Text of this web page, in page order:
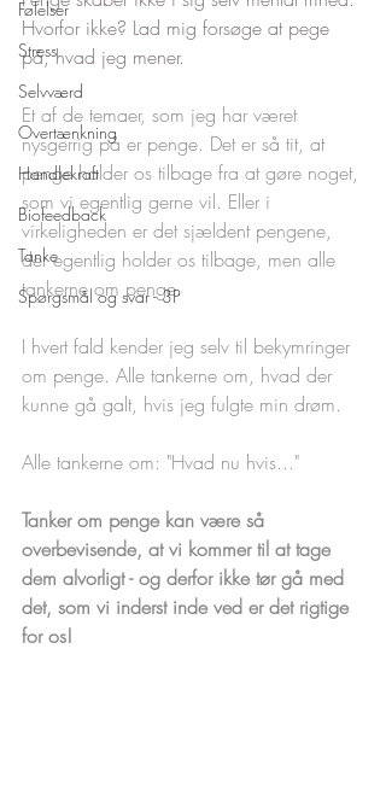
Følelser
Stress
Selvværd
Overtænkning
Handlekraft
Biofeedback
Tanke
Spørgsmål og svar - 3P
Hvorfor ikke? Lad mig forsøge at pege
på, hvad jeg mener.
Et af de temaer, som jeg har været
nysgerrig på er penge. Det er så tit, at
penge holder os tilbage fra at gøre noget,
som vi egentlig gerne vil. Eller i
virkeligheden er det sjældent pengene,
der egentlig holder os tilbage, men alle
tankerne om penge.
I hvert fald kender jeg selv til bekymringer
om penge. Alle tankerne om, hvad der
kunne gå galt, hvis jeg fulgte min drøm.
Alle tankerne om: "Hvad nu hvis..."
Tanker om penge kan være så
overbevisende, at vi kommer til at tage
dem alvorligt - og derfor ikke tør gå med
det, som vi inderst inde ved er det rigtige
for os!